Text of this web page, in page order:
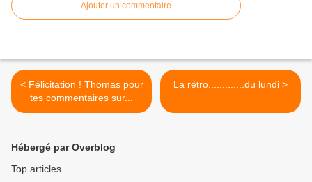
Ajouter un commentaire
< Félicitation ! Thomas pour
tes commentaires sur...
La rétro.............du lundi >
Hébergé par Overblog
Top articles